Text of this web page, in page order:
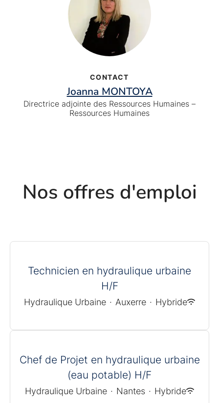
CONTACT
Joanna MONTOYA
Directrice adjointe des Ressources Humaines –
Ressources Humaines
Nos offres d'emploi
Technicien en hydraulique urbaine
H/F
Hydraulique Urbaine · Auxerre · Hybride
Chef de Projet en hydraulique urbaine
(eau potable) H/F
Hydraulique Urbaine · Nantes · Hybride